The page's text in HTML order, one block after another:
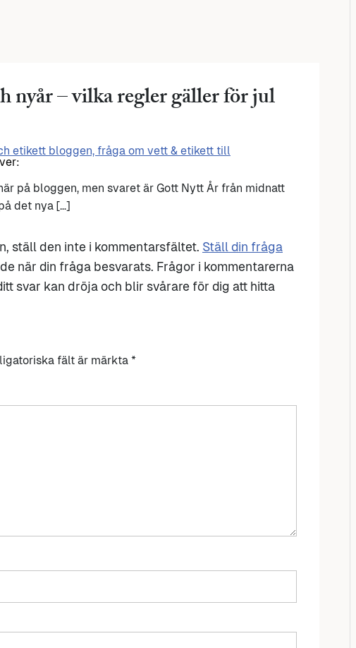
nyår – vilka regler gäller för jul
etikett bloggen, fråga om vett & etikett till
på bloggen, men svaret är Gott Nytt År från midnatt
det nya […]
ställ den inte i kommentarsfältet. Ställ din fråga
när din fråga besvarats. Frågor i kommentarerna
svar kan dröja och blir svårare för dig att hitta
fält är märkta *